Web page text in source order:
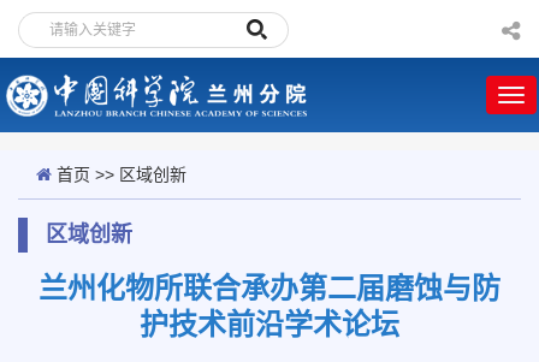
首页 >> 区域创新
区域创新
兰州化物所联合承办第二届磨蚀与防
护技术前沿学术论坛